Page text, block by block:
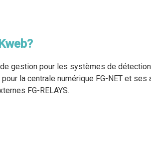
gestion pour les systèmes de
la centrale numérique FG-NET et
FG-RELAYS.